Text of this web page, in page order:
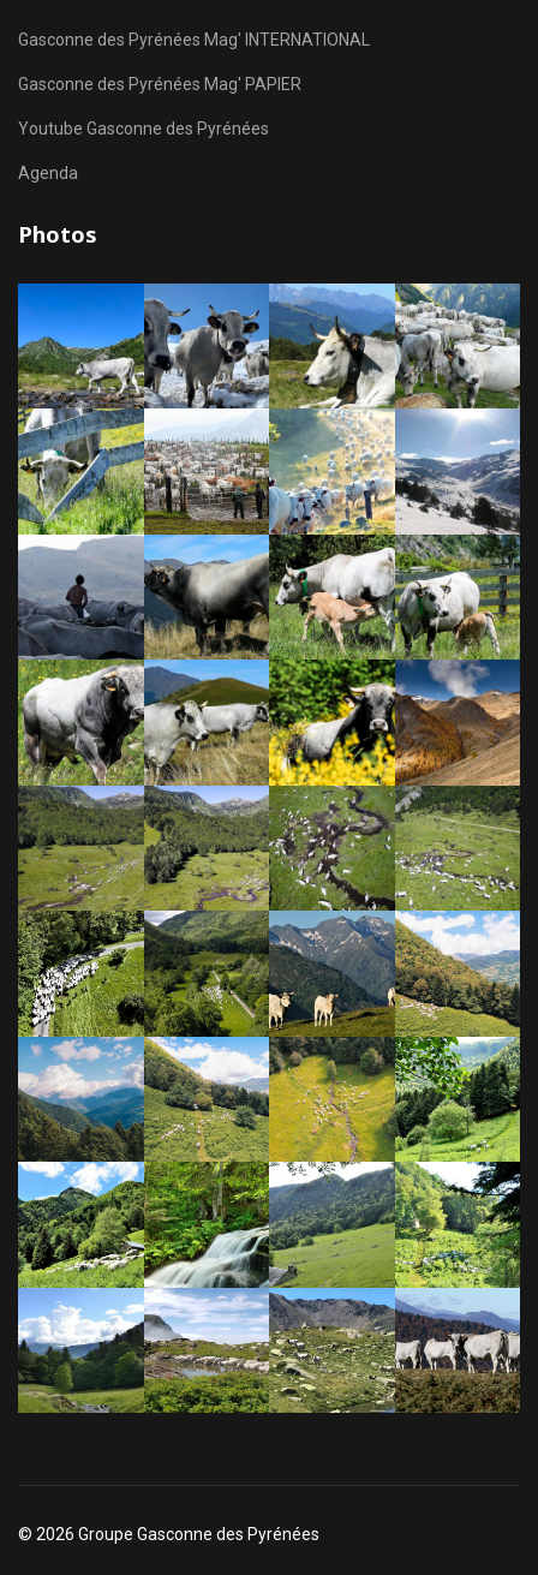
Gasconne des Pyrénées Mag' INTERNATIONAL
Gasconne des Pyrénées Mag' PAPIER
Youtube Gasconne des Pyrénées
Agenda
Photos
© 2026 Groupe Gasconne des Pyrénées